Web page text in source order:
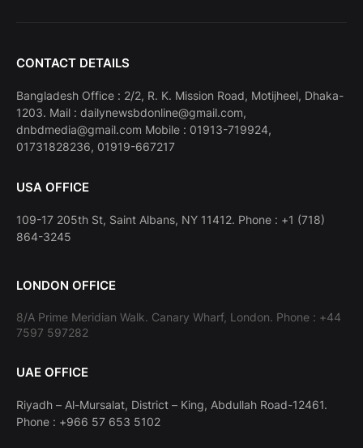
CONTACT DETAILS
Bangladesh Office : 2/2, R. K. Mission Road, Motijheel, Dhaka-
1203. Mail : dailynewsbdonline@gmail.com,
dnbdmedia@gmail.com Mobile : 01913-719924,
01731828236, 01919-667217
USA OFFICE
109-17 205th St, Saint Albans, NY 11412. Phone : +1 (718)
864-3245
LONDON OFFICE
8/A Prime Meridian Walk. Canary Wharf, London. Phone : +44
7597 597282
UAE OFFICE
Riyadh – Al-Mursalat, District – King, Abdullah Road-12461.
Phone : +966 57 653 5102